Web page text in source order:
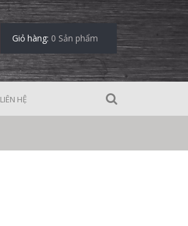
Giỏ hàng: 0 Sản phẩm
LIÊN HỆ